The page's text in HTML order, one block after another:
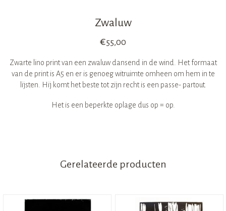
Zwaluw
€55,00
Zwarte lino print van een zwaluw dansend in de wind. Het formaat
van de print is A5 en er is genoeg witruimte omheen om hem in te
lijsten. Hij komt het beste tot zijn recht is een passe- partout.
Het is een beperkte oplage dus op = op.
Gerelateerde producten